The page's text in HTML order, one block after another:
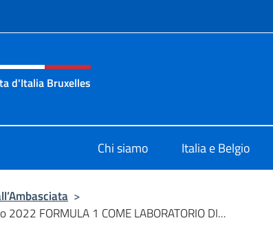
social e menù
d'Italia Bruxelles
Chi siamo Italia e Belgio
>
2022 FORMULA 1 COME LABORATORIO DI...